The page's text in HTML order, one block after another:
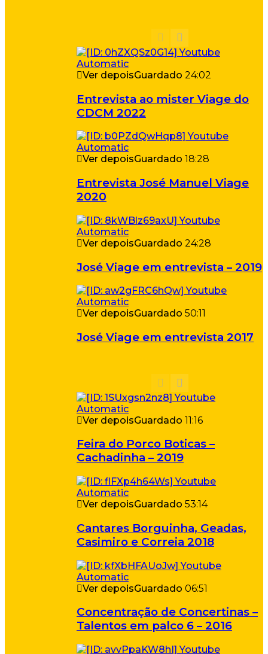
Ver depoisGuardado 24:02
Entrevista ao mister Viage do
CDCM 2022
Ver depoisGuardado 18:28
Entrevista José Manuel Viage
2020
Ver depoisGuardado 24:28
José Viage em entrevista – 2019
Ver depoisGuardado 50:11
José Viage em entrevista 2017
Ver depoisGuardado 11:16
Feira do Porco Boticas –
Cachadinha – 2019
Ver depoisGuardado 53:14
Cantares Borguinha, Geadas,
Casimiro e Correia 2018
Ver depoisGuardado 06:51
Concentração de Concertinas –
Talentos em palco 6 – 2016